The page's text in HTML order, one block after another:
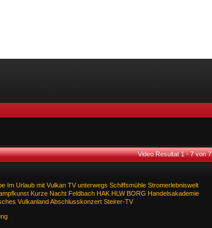
Video Resultat 1 - 7 von 7
Im Urlaub mit Vulkan TV unterwegs Schiffsmühle Stromerlebniswelt
Kurze Nacht Feldbach HAK HLW BORG Handelsakademie
VulkanlandAbschlusskonzert Steirer-TV